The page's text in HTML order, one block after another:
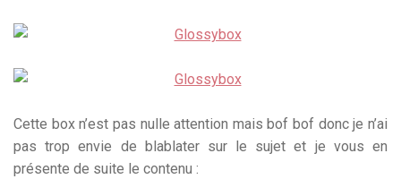
Cette box n’est pas nulle attention mais bof bof donc je n’ai
pas trop envie de blablater sur le sujet et je vous en
présente de suite le contenu :